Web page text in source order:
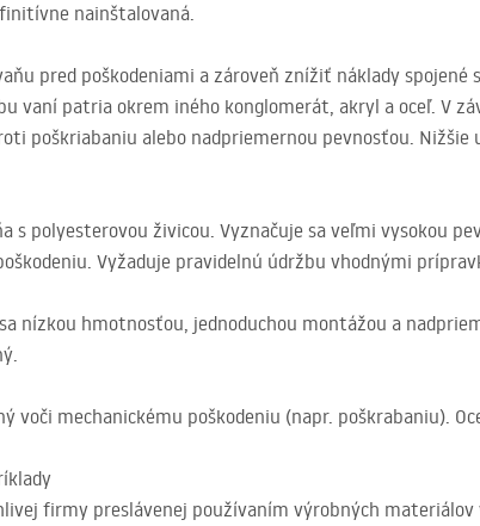
nainštalovaná.
pred poškodeniami a zároveň znížiť náklady spojené
vaní patria okrem iného konglomerát, akryl a oceľ. V
poškriabaniu alebo nadpriemernou pevnosťou. Nižšie
polyesterovou živicou. Vyznačuje sa veľmi vysokou
Vyžaduje pravidelnú údržbu vhodnými
nízkou hmotnosťou, jednoduchou montážou a
voči mechanickému poškodeniu (napr. poškrabaniu).
firmy preslávenej používaním výrobných